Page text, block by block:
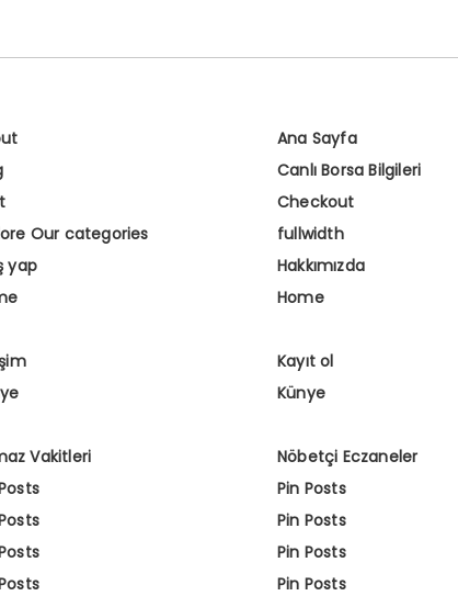
Ana Sayfa
Canlı Borsa Bilgileri
Checkout
Our categories
fullwidth
yap
Hakkımızda
Home
Kayıt ol
Künye
Vakitleri
Nöbetçi Eczaneler
Pin Posts
Pin Posts
Pin Posts
Pin Posts